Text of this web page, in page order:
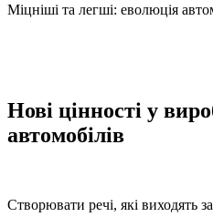
Міцніші та легші: еволюція
Нові цінності у
автомобілів
Створювати речі, які виходять